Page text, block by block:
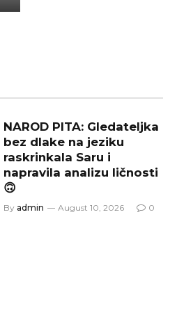
NAROD PITA: Gledateljka
bez dlake na jeziku
raskrinkala Saru i
napravila analizu ličnosti
🙃
By admin August 10, 2026 0